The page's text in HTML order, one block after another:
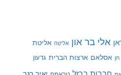
אלי בר און אליטה אליטת
אסלאם ארצות הברית גדעון